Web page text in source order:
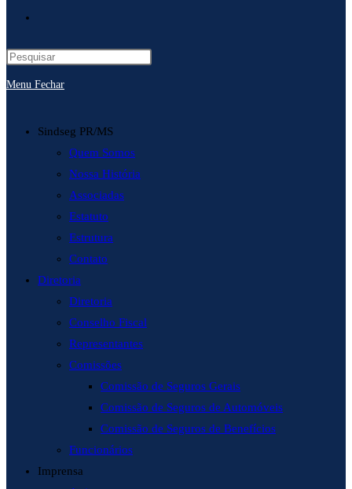
pesquisa
do
site
Menu Fechar
Sindseg PR/MS
Quem Somos
Nossa História
Associadas
Estatuto
Estrutura
Contato
Diretoria
Diretoria
Conselho Fiscal
Representantes
Comissões
Comissão de Seguros Gerais
Comissão de Seguros de Automóveis
Comissão de Seguros de Benefícios
Funcionários
Imprensa